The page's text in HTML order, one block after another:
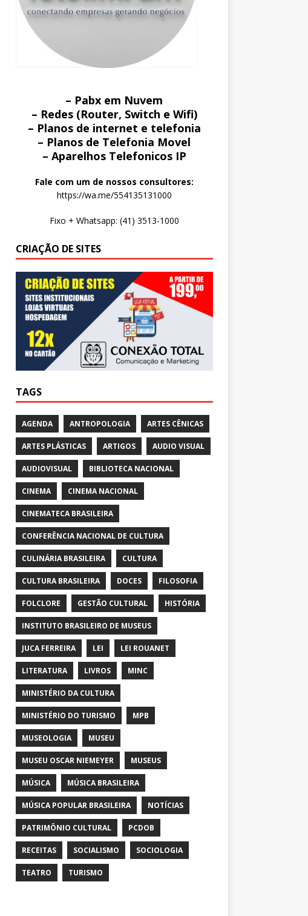
– Pabx em Nuvem
– Redes (Router, Switch e Wifi)
– Planos de internet e telefonia
– Planos de Telefonia Movel
– Aparelhos Telefonicos IP
Fale com um de nossos consultores:
https://wa.me/554135131000
Fixo + Whatsapp: (41) 3513-1000
CRIAÇÃO DE SITES
TAGS
AGENDA ANTROPOLOGIA ARTES CÊNICAS
ARTES PLÁSTICAS ARTIGOS AUDIO VISUAL
AUDIOVISUAL BIBLIOTECA NACIONAL
CINEMA CINEMA NACIONAL
CINEMATECA BRASILEIRA
CONFERÊNCIA NACIONAL DE CULTURA
CULINÁRIA BRASILEIRA CULTURA
CULTURA BRASILEIRA DOCES FILOSOFIA
FOLCLORE GESTÃO CULTURAL HISTÓRIA
INSTITUTO BRASILEIRO DE MUSEUS
JUCA FERREIRA LEI LEI ROUANET
LITERATURA LIVROS MINC
MINISTÉRIO DA CULTURA
MINISTÉRIO DO TURISMO MPB
MUSEOLOGIA MUSEU
MUSEU OSCAR NIEMEYER MUSEUS
MÚSICA MÚSICA BRASILEIRA
MÚSICA POPULAR BRASILEIRA NOTÍCIAS
PATRIMÔNIO CULTURAL PCDOB
RECEITAS SOCIALISMO SOCIOLOGIA
TEATRO TURISMO